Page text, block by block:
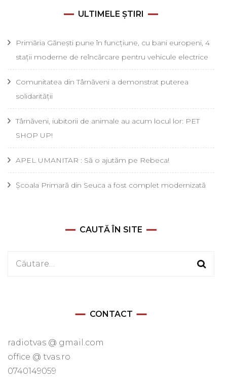
ULTIMELE ȘTIRI
Primăria Gănești pune în funcțiune, cu bani europeni, 4
stații moderne de reîncărcare pentru vehicule electrice
Comunitatea din Târnăveni a demonstrat puterea
solidarității
Târnăveni, iubitorii de animale au acum locul lor: PET
SHOP UP!
APEL UMANITAR : Să o ajutăm pe Rebeca!
Școala Primară din Seuca a fost complet modernizată
CAUTĂ ÎN SITE
Caută
CONTACT
radiotvas @ gmail.com
office @ tvas.ro
0740149059